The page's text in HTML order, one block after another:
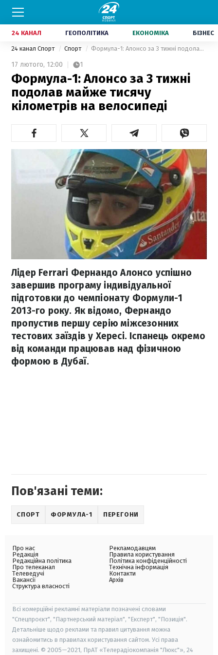
24 КАНАЛ ГЕОПОЛІТИКА ЕКОНОМІКА БІЗНЕС
24 канал Спорт Спорт Формула-1: Алонсо за 3 тижні подолав майже тисячу кілометрів на велосипеді
17 лютого, 12:00 1
Формула-1: Алонсо за 3 тижні
подолав майже тисячу
кілометрів на велосипеді
Лідер Ferrari Фернандо Алонсо успішно
завершив програму індивідуальної
підготовки до чемпіонату Формули-1
2013-го року. Як відомо, Фернандо
пропустив першу серію міжсезонних
тестових заїздів у Хересі. Іспанець окремо
від команди працював над фізичною
формою в Дубаї.
Пов'язані теми:
СПОРТ ФОРМУЛА-1 ПЕРЕГОНИ
Про нас
Редакція
Редакційна політика
Про телеканал
Телеведучі
Вакансії
Структура власності
Рекламодавцям
Правила користування
Політика конфіденційності
Технічна інформація
Контакти
Архів
Всі комерційні рекламні матеріали позначені словами
"Спецпроєкт", "Партнерський матеріал", "Експерт", "Позиція".
Детальніше щодо реклами та правил цитування можна
ознайомитись в правилах користування сайтом. Усі права
захищені. © 2005—2021, ПрАТ «Телерадіокомпанія "Люкс"», 24